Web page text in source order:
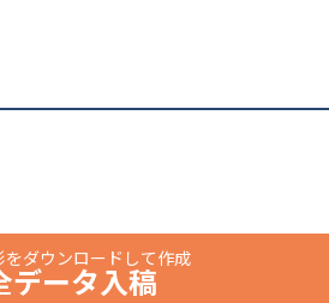
をダウンロードして作成
データ入稿